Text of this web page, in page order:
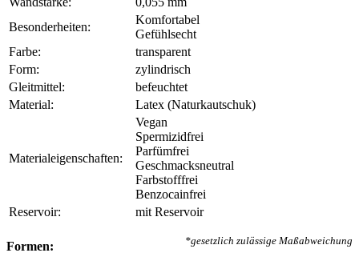
Besonderheiten:
Komfortabel
Gefühlsecht
Farbe:
transparent
Form:
zylindrisch
Gleitmittel:
befeuchtet
Material:
Latex (Naturkautschuk)
Materialeigenschaften:
Vegan
Spermizidfrei
Parfümfrei
Geschmacksneutral
Farbstofffrei
Benzocainfrei
Reservoir:
mit Reservoir
*gesetzlich zulässige Maßabweichung
Formen: